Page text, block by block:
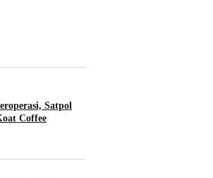
Satpol
Coffee